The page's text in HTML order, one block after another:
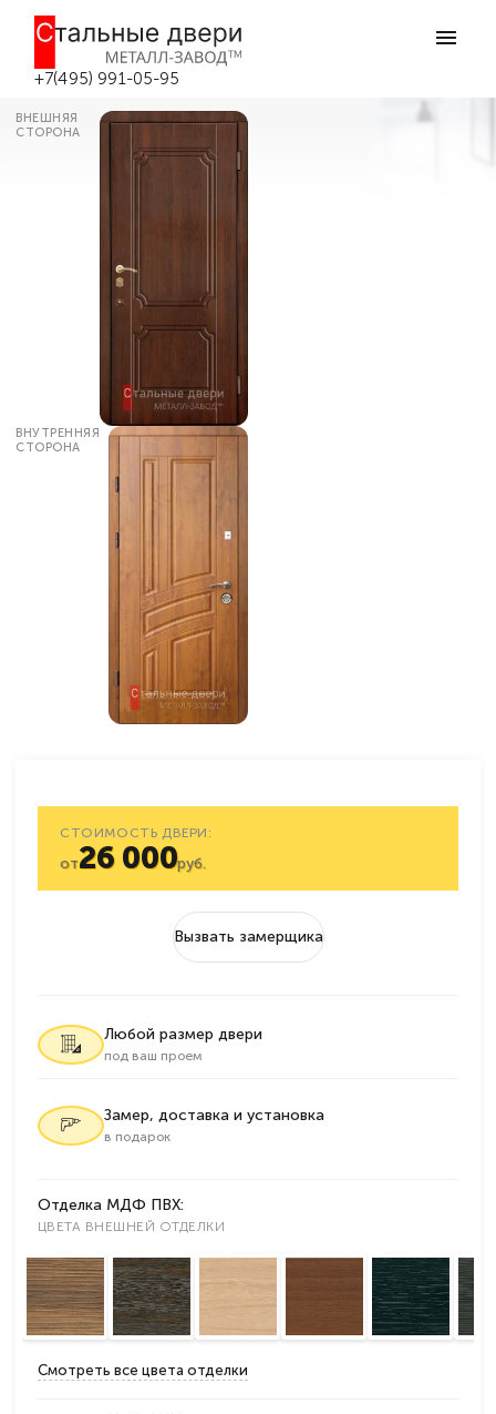
+7(495) 991-05-95
Уличная входная дверь с
термобарьером №29 в Москве
Главная
ВНЕШНЯЯ
СТОРОНА
ВНУТРЕННЯЯ
СТОРОНА
СТОИМОСТЬ ДВЕРИ:
от26 000руб.
Вызвать замерщика
Любой размер двери
под ваш проем
Замер, доставка и установка
в подарок
Отделка МДФ ПВХ:
ЦВЕТА ВНЕШНЕЙ ОТДЕЛКИ
Смотреть все цвета отделки